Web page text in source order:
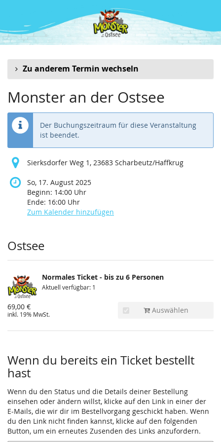
Inhalt
springen
Zu anderem Termin wechseln
Monster an der Ostsee
Der Buchungszeitraum für diese Veranstaltung
ist beendet.
Sierksdorfer Weg 1, 23683 Scharbeutz/Haffkrug
So, 17. August 2025
Beginn: 14:00 Uhr
Ende: 16:00 Uhr
Zum Kalender hinzufügen
Produkte
Ostsee
Normales Ticket - bis zu 6 Personen
Aktuell verfügbar: 1
69,00 €
inkl. 19% MwSt. Auswählen
Wenn du bereits ein Ticket bestellt
hast
Wenn du den Status und die Details deiner Bestellung
einsehen oder ändern willst, klicke auf den Link in einer der
E-Mails, die wir dir im Bestellvorgang geschickt haben. Wenn
du den Link nicht finden kannst, klicke auf den folgenden
Button, um ein erneutes Zusenden des Links anzufordern.